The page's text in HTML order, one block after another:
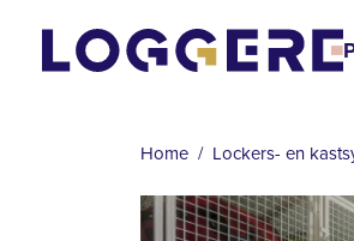
Home Lockers- en